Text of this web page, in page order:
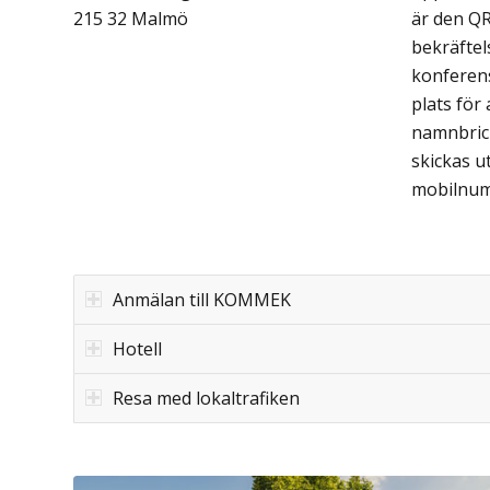
215 32 Malmö
är den
plats för
skickas
Anmälan till KOMMEK
Hotell
Resa med lokaltrafiken